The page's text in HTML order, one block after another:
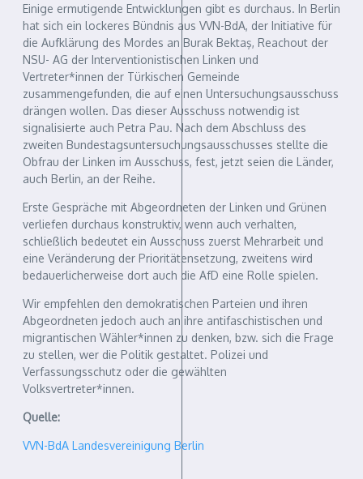
Einige ermutigende Entwicklungen gibt es durchaus. In Berlin
hat sich ein lockeres Bündnis aus VVN-BdA, der Initiative für
die Aufklärung des Mordes an Burak Bektaş, Reachout der
NSU- AG der Interventionistischen Linken und
Vertreter*innen der Türkischen Gemeinde
zusammengefunden, die auf einen Untersuchungsausschuss
drängen wollen. Das dieser Ausschuss notwendig ist
signalisierte auch Petra Pau. Nach dem Abschluss des
zweiten Bundestagsuntersuchungsausschusses stellte die
Obfrau der Linken im Ausschuss, fest, jetzt seien die Länder,
auch Berlin, an der Reihe.
Erste Gespräche mit Abgeordneten der Linken und Grünen
verliefen durchaus konstruktiv, wenn auch verhalten,
schließlich bedeutet ein Ausschuss zuerst Mehrarbeit und
eine Veränderung der Prioritätensetzung, zweitens wird
bedauerlicherweise dort auch die AfD eine Rolle spielen.
Wir empfehlen den demokratischen Parteien und ihren
Abgeordneten jedoch auch an ihre antifaschistischen und
migrantischen Wähler*innen zu denken, bzw. sich die Frage
zu stellen, wer die Politik gestaltet. Polizei und
Verfassungsschutz oder die gewählten
Volksvertreter*innen.
Quelle:
VVN-BdA Landesvereinigung Berlin